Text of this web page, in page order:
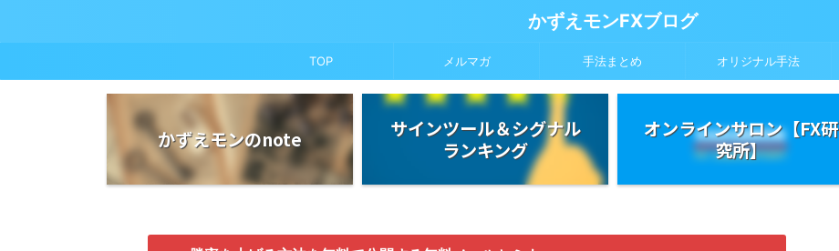
かずえモンFXブログ
TOP メルマガ 手法まとめ オリジナル手法
かずえモンのnote
サインツール＆シグナル
ランキング
オンラインサロン【FX研
究所】